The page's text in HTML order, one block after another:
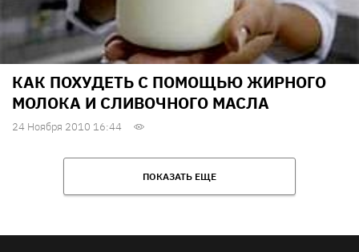
КАК ПОХУДЕТЬ С ПОМОЩЬЮ ЖИРНОГО
МОЛОКА И СЛИВОЧНОГО МАСЛА
24 Ноября 2010 16:44
ПОКАЗАТЬ ЕЩЕ